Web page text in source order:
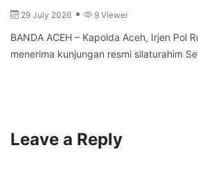
29 July 2026 9 Viewer
BANDA ACEH – Kapolda Aceh, Irjen Pol
menerima kunjungan resmi silaturahim
Leave a Reply